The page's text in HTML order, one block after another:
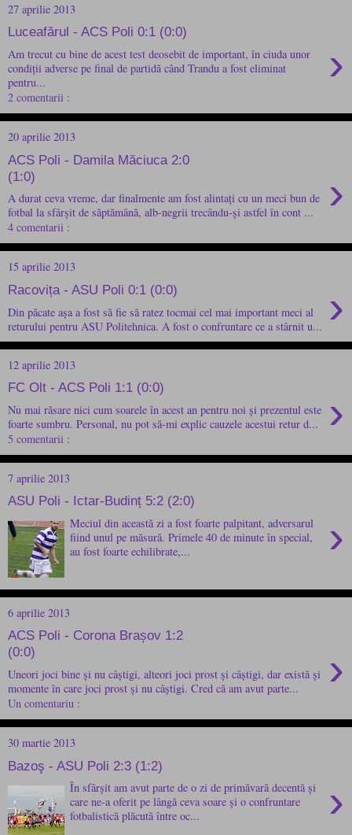
27 aprilie 2013
Luceafărul - ACS Poli 0:1 (0:0)
›
Am trecut cu bine de acest test deosebit de important, în ciuda unor
condiții adverse pe final de partidă când Trandu a fost eliminat
pentru...
2 comentarii :
20 aprilie 2013
ACS Poli - Damila Măciuca 2:0
(1:0)
›
A durat ceva vreme, dar finalmente am fost alintați cu un meci bun de
fotbal la sfârșit de săptămână, alb-negrii trecându-și astfel în cont ...
4 comentarii :
15 aprilie 2013
Racovița - ASU Poli 0:1 (0:0) ›
Din păcate așa a fost să fie să ratez tocmai cel mai important meci al
returului pentru ASU Politehnica. A fost o confruntare ce a stârnit u...
12 aprilie 2013
FC Olt - ACS Poli 1:1 (0:0) ›
Nu mai răsare nici cum soarele în acest an pentru noi și prezentul este
foarte sumbru. Personal, nu pot să-mi explic cauzele acestui retur d...
5 comentarii :
7 aprilie 2013
ASU Poli - Ictar-Budinț 5:2 (2:0)
›
Meciul din această zi a fost foarte palpitant, adversarul
fiind unul pe măsură. Primele 40 de minute în special,
au fost foarte echilibrate,...
6 aprilie 2013
ACS Poli - Corona Brașov 1:2
(0:0)
›
Uneori joci bine și nu câștigi, alteori joci prost și câștigi, dar există și
momente în care joci prost și nu câștigi. Cred că am avut parte...
Un comentariu :
30 martie 2013
Bazoş - ASU Poli 2:3 (1:2)
›
În sfârșit am avut parte de o zi de primăvară decentă și
care ne-a oferit pe lângă ceva soare și o confruntare
fotbalistică plăcută între oc...